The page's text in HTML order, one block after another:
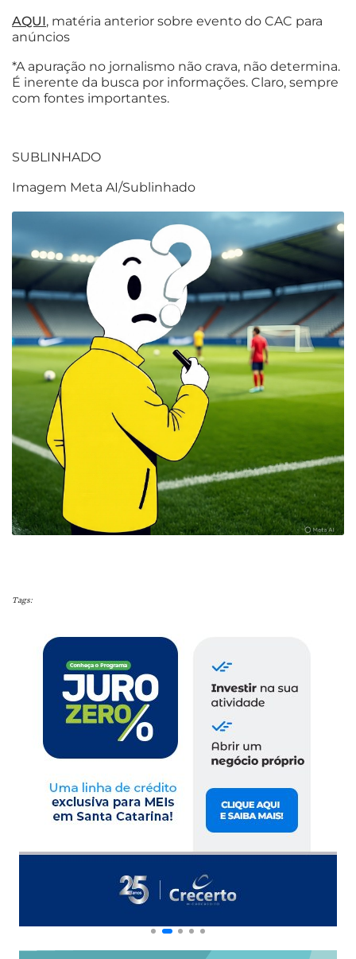
AQUI, matéria anterior sobre evento do CAC para
anúncios
*A apuração no jornalismo não crava, não determina.
É inerente da busca por informações. Claro, sempre
com fontes importantes.
SUBLINHADO
Imagem Meta AI/Sublinhado
Tags: